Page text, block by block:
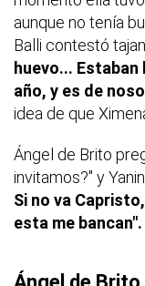
aunque no tenía
Balli contestó
huevo...
año, y es de
idea de que
Ángel de Brito
invitamos?" y
Si no va
esta me bancan".